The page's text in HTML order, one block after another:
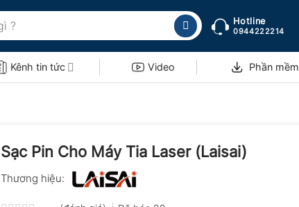
Hotline
0944222214
Kênh tin tức Video Phần mềm
Sạc Pin Cho Máy Tia Laser (Laisai)
Thương hiệu: